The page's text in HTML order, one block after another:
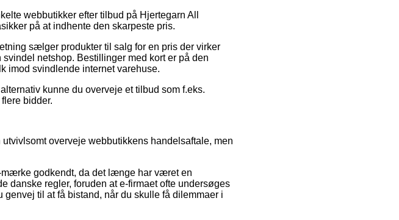
webbutikker efter tilbud på Hjertegarn All
på at indhente den skarpeste pris.
sælger produkter til salg for en pris der virker
netshop. Bestillinger med kort er på den
imod svindlende internet varehuse.
kunne du overveje et tilbud som f.eks.
bidder.
overveje webbutikkens handelsaftale, men
godkendt, da det længe har været en
danske regler, foruden at e-firmaet ofte undersøges
til at få bistand, når du skulle få dilemmaer i